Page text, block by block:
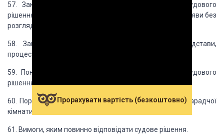
57. Закінчення цивільної
справи без ухвалення судового
рішення: закриття провадження у справі, залишення
заяви без
розгляду (підстави та правові наслідки).
58. Закриття провадження
у цивільній справі: підстави,
процесуальний порядок та правові наслідки.
59. Поняття та види судових
рішень. Відмінність судового
рішення від судової ухвали.
60. Порядок ухвалення судовогорішення. Таємниця нарадчої
кімнати.
61. Вимоги, яким повинно відповідати судове рішення.
Прорахувати вартість (безкоштовно)